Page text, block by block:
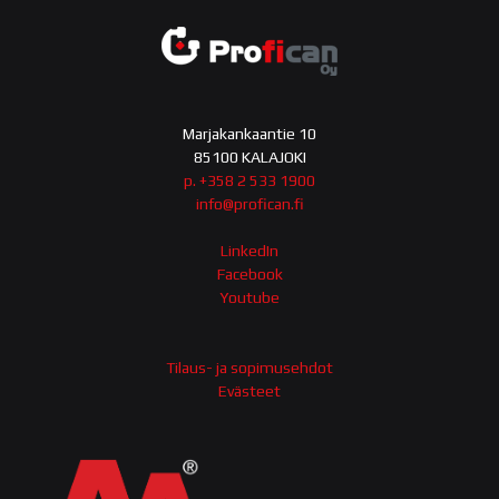
Marjakankaantie 10
85100 KALAJOKI
p. +358 2 533 1900
info@profican.fi
LinkedIn
Facebook
Youtube
Tilaus- ja sopimusehdot
Evästeet